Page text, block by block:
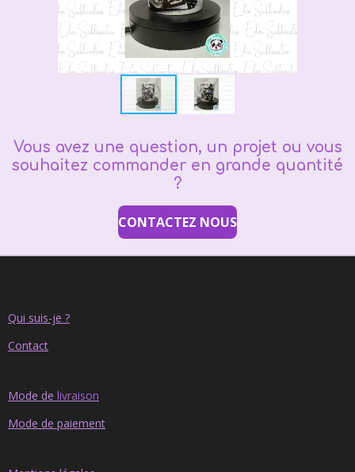
Vous avez une question, un projet ou vous
souhaitez commander en grande quantité
?
CONTACTEZ NOUS
Qui suis-je ?
Contact
Mode de livraison
Mode de paiement